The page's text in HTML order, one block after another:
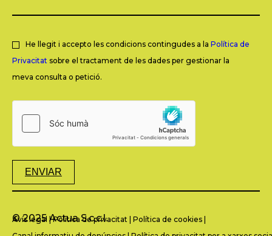
He llegit i accepto les condicions contingudes a la Política de
Privacitat sobre el tractament de les dades per gestionar la
meva consulta o petició.
ENVIAR
© 2025 Actua S.c.c.l.
Avís legal |Política de privacitat Política de cookies